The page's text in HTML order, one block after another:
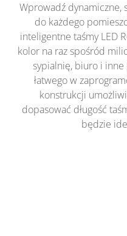
Wprowadź dynamiczne,
do każdego
inteligentne taśmy LED
kolor na raz spośród
sypialnię, biuro i
łatwego w
konstrukcji
dopasować długość
będzie